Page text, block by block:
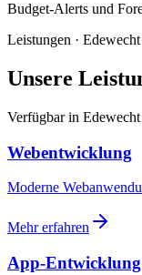
Budget-Alerts und
Leistungen · Edewecht
Unsere
Verfügbar in
Webentwicklung
Moderne
Mehr erfahren
App-Entwicklung